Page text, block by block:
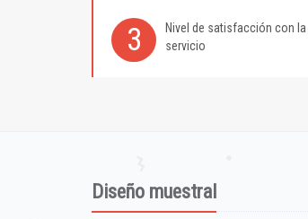
3 Nivel de satisfacción con la
servicio
Diseño muestral